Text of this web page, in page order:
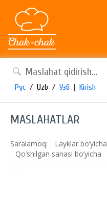
Рус / Uzb / Узб | Kirish
MASLAHATLAR
Saralamoq: Layklar bo’yicha
Qo’shilgan sanasi bo’yicha